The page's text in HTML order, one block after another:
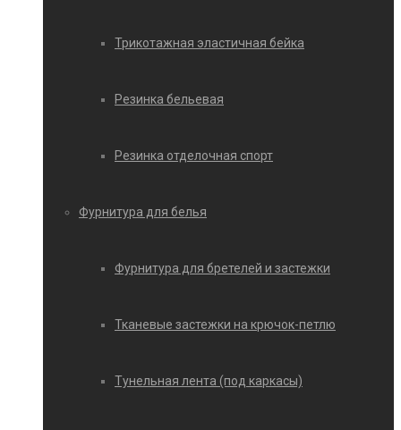
Трикотажная эластичная бейка
Резинка бельевая
Резинка отделочная спорт
Фурнитура для белья
Фурнитура для бретелей и застежки
Тканевые застежки на крючок-петлю
Тунельная лента (под каркасы)